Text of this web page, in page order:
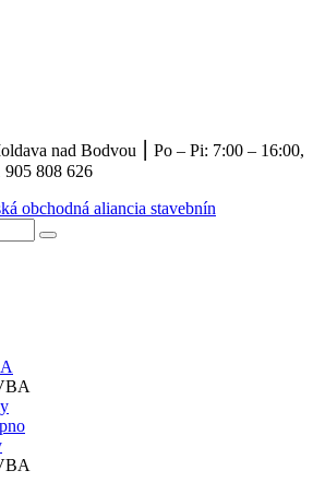
nad Bodvou ⎮ Po – Pi: 7:00 – 16:00,
905 808 626